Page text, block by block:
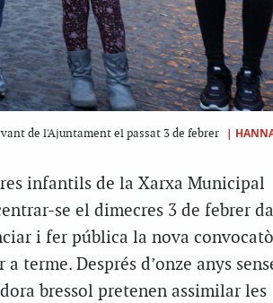
de l'Ajuntament el passat 3 de febrer |
infantils de la Xarxa Municipal
se el dimecres 3 de febrer
i fer pública la nova
terme. Després d’onze anys
bressol pretenen assimilar les